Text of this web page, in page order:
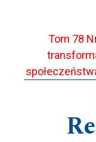
Tom 78